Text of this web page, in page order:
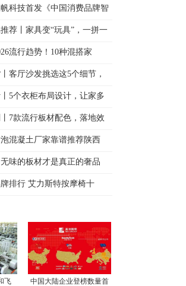
科技首发《中国消费品牌智
荐丨家具变“玩具”，一拼一
流行趋势！10种混搭家
客厅沙发挑选这5个细节，
5个衣柜布局设计，让家多
7款流行板材配色，落地效
混凝土厂家靠谱推荐陕西
味的板材才是真正的奢品
排行 艾力斯特按摩椅十
飞
中国大陆企业登榜数量首